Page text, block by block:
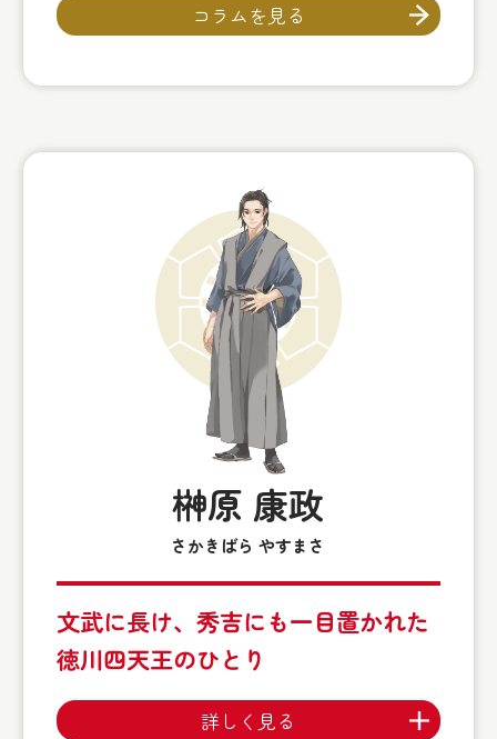
コラムを見る
榊原 康政
さかきばら やすまさ
文武に長け、秀吉にも一目置かれた
徳川四天王のひとり
詳しく見る